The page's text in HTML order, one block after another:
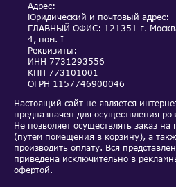
Адрес:
Юридический и почтовый адрес:
ГЛАВНЫЙ ОФИС: 121351 г.
4, пом. I
Реквизиты:
ИНН 7731293556
КПП 773101001
ОГРН 1157746900046
Настоящий сайт не является
предназначен для осуществления
Не позволяет осуществлять заказ на
(путем помещения в корзину), а
производить оплату. Вся
приведена исключительно в
офертой.